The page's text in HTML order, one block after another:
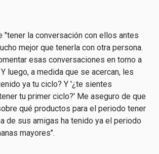
"tener la conversación con ellos antes
mejor que tenerla con otra persona.
esas conversaciones en torno a
luego, a medida que se acercan, les
ya tu ciclo? Y '¿te sientes
tu primer ciclo?' Me aseguro de que
qué productos para el periodo tener
de sus amigas ha tenido ya el periodo
mayores".